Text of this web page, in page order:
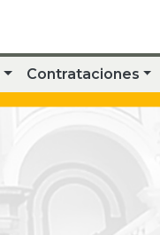
Contrataciones